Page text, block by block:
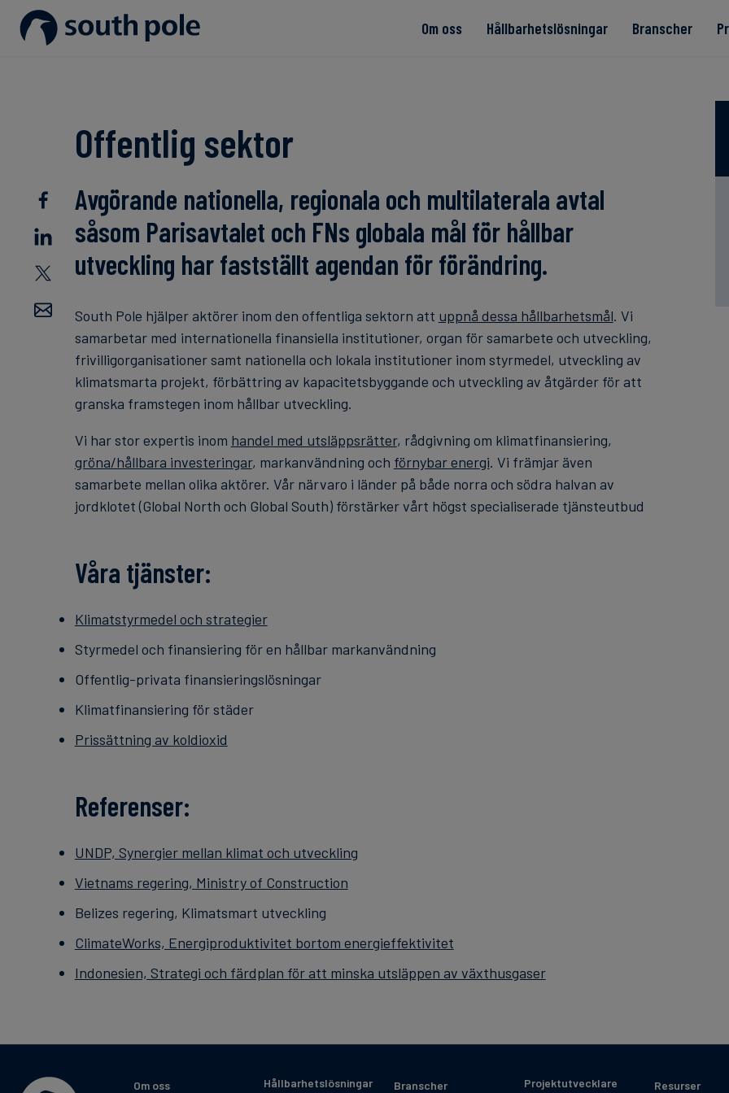
Om oss Hållbarhetslösningar Branscher
Våra kontor
Vårt fokus på integritet
Livsmedel och dryck
Hållbara finanser
Blogg
Fallstudier
Nyheter
Offentlig sektor
Avgörande nationella, regionala och multilaterala avtal
såsom Parisavtalet och FNs globala mål för hållbar
utveckling har fastställt agendan för förändring.
South Pole hjälper aktörer inom den offentliga sektorn att uppnå dessa hållbarhetsmål. Vi
samarbetar med internationella finansiella institutioner, organ för samarbete och utveckling,
frivilligorganisationer samt nationella och lokala institutioner inom styrmedel, utveckling av
klimatsmarta projekt, förbättring av kapacitetsbyggande och utveckling av åtgärder för att
granska framstegen inom hållbar utveckling.
Vi har stor expertis inom handel med utsläppsrätter, rådgivning om klimatfinansiering,
gröna/hållbara investeringar, markanvändning och förnybar energi. Vi främjar även
samarbete mellan olika aktörer. Vår närvaro i länder på både norra och södra halvan av
jordklotet (Global North och Global South) förstärker vårt högst specialiserade tjänsteutbud
Våra tjänster:
Klimatstyrmedel och strategier
Styrmedel och finansiering för en hållbar markanvändning
Offentlig-privata finansieringslösningar
Klimatfinansiering för städer
Prissättning av koldioxid
Referenser:
UNDP, Synergier mellan klimat och utveckling
Vietnams regering, Ministry of Construction
Belizes regering, Klimatsmart utveckling
ClimateWorks, Energiproduktivitet bortom energieffektivitet
Indonesien, Strategi och färdplan för att minska utsläppen av växthusgaser
Om oss Hållbarhetslösningar Branscher Projektutvecklare Resurser